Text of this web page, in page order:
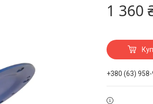
1 360
+380 (63)